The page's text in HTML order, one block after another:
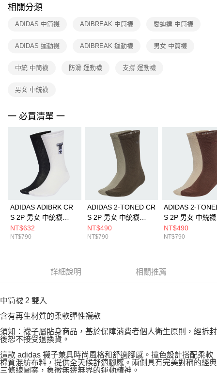
※ 交易是否成功請以「AFTEE先享後付 」之結帳頁面顯示為準，若有關於
是否繳費成功／繳費後需取消欲退款等相關疑問，請聯繫「AFTEE先享後付
客戶支援中心」https://netprotections.freshdesk.com/support/home
１．透過由恩沛科技股份有限公司提供之「AFTEE先享後付」服務完成之交
權轉讓予恩沛科技股份有限公司。
３．未成年的使用者請事先徵得法定代理人或監護人之同意方可使用
４．使用「AFTEE先享後付」時，將依據個別帳號之用戶狀況，依本公司即
請求用戶進行身份認證。
５．嚴禁一人註冊多個帳號或使用他人資訊註冊。若發現惡意使用之情形，
恩沛科技股份有限公司將有權停止該用戶之使用額度並採取法律行動。
相關分類
ADIDAS 中筒襪 ADIBREAK 中筒襪 愛迪達 中筒襪
ADIDAS 運動襪 ADIBREAK 運動襪 男女 中筒襪
中統 中筒襪 防滑 運動襪 支撐 運動襪
男女 中統襪
一 必買清單 一
ADIDAS ADIBRK CR
S 2P 男女 中統襪
KD8395
NT$632
NT$790
ADIDAS 2-TONED CR
S 2P 男女 中統襪
JV6045
NT$490
NT$790
ADIDAS 2-
S 2P 男女 中統襪
JV6043
NT$490
NT$790
詳細說明 相關推薦
中筒襪 2 雙入
含有再生材質的柔軟彈性襪款
須知：襪子屬貼身商品，基於保障消費者個人衛生原則，經拆封
後恕不接受退換貨。
這款 adidas 襪子兼具時尚風格和舒適腳感。撞色設計搭配柔軟
棉質混紡布料，提供全天候舒適腳感。兩側具有完美對稱的經典
三條線圖案，象徵無邊無界的運動精神。